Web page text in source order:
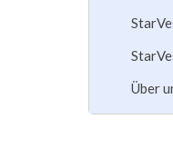
Über